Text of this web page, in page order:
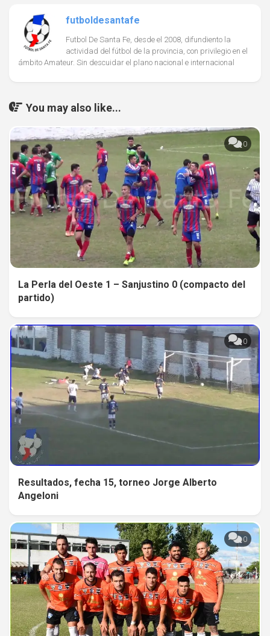
futboldesantafe
Futbol De Santa Fe, desde el 2008, difundiento la
actividad del fútbol de la provincia, con privilegio en el
ámbito Amateur. Sin descuidar el plano nacional e internacional
You may also like...
0
La Perla del Oeste 1 – Sanjustino 0 (compacto del
partido)
0
Resultados, fecha 15, torneo Jorge Alberto
Angeloni
0